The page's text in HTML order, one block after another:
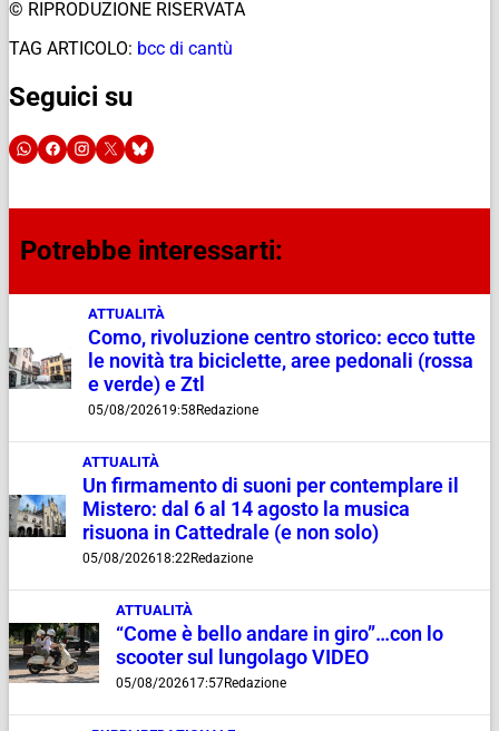
© RIPRODUZIONE RISERVATA
TAG ARTICOLO: bcc di cantù
Seguici su
Potrebbe interessarti:
ATTUALITÀ
Como, rivoluzione centro storico: ecco tutte
le novità tra biciclette, aree pedonali (rossa
e verde) e Ztl
05/08/202619:58 Redazione
ATTUALITÀ
Un firmamento di suoni per contemplare il
Mistero: dal 6 al 14 agosto la musica
risuona in Cattedrale (e non solo)
05/08/202618:22Redazione
ATTUALITÀ
“Come è bello andare in giro”…con lo
scooter sul lungolago VIDEO
05/08/202617:57Redazione